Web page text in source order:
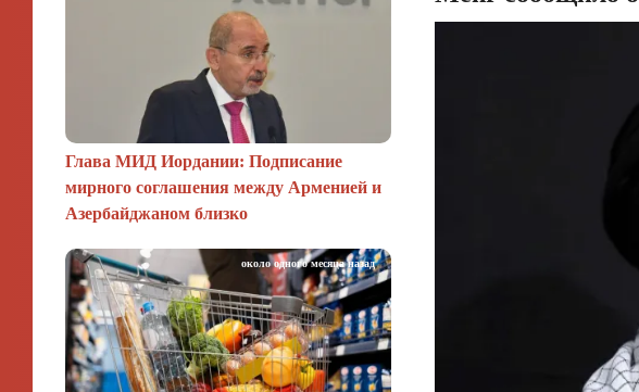
Глава МИД Иордании: Подписание
мирного соглашения между Арменией и
Азербайджаном близко
около одного месяца назад